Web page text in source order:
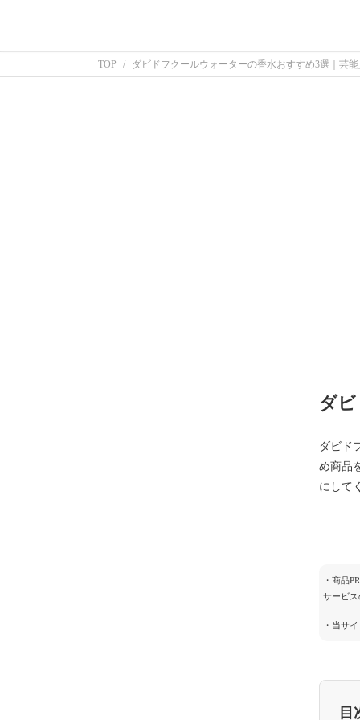
TOP ダビドフクールウォーターの香水おすすめ3選｜芸
ダ
ダビド
め商品
にして
・商品
サービ
・当サ
目